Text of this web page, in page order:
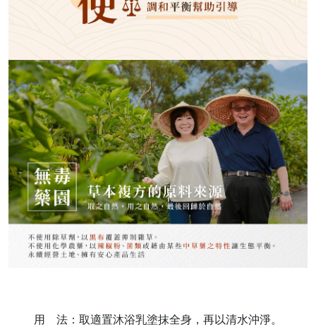
用 法：取適置沐浴乳塗抹全身，再以清水沖淨。